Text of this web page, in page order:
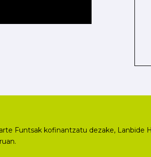
Funtsak kofinantzatu dezake, Lanbide